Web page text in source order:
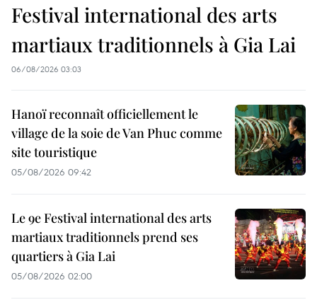
Festival international des arts
martiaux traditionnels à Gia Lai
06/08/2026 03:03
Hanoï reconnaît officiellement le
village de la soie de Van Phuc comme
site touristique
05/08/2026 09:42
Le 9e Festival international des arts
martiaux traditionnels prend ses
quartiers à Gia Lai
05/08/2026 02:00